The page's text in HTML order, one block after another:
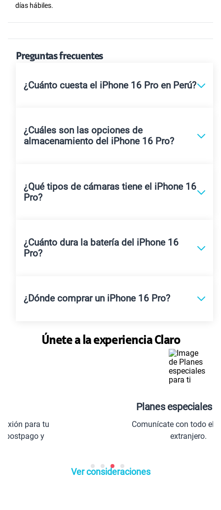
días hábiles.
Preguntas frecuentes
¿Cuánto cuesta el iPhone 16 Pro en Perú?
¿Cuáles son las opciones de
almacenamiento del iPhone 16 Pro?
¿Qué tipos de cámaras tiene el iPhone 16
Pro?
¿Cuánto dura la batería del iPhone 16
Pro?
¿Dónde comprar un iPhone 16 Pro?
Únete a la experiencia Claro
Planes especiales para ti
Comunícate con todo el Perú y el
Ver consideraciones